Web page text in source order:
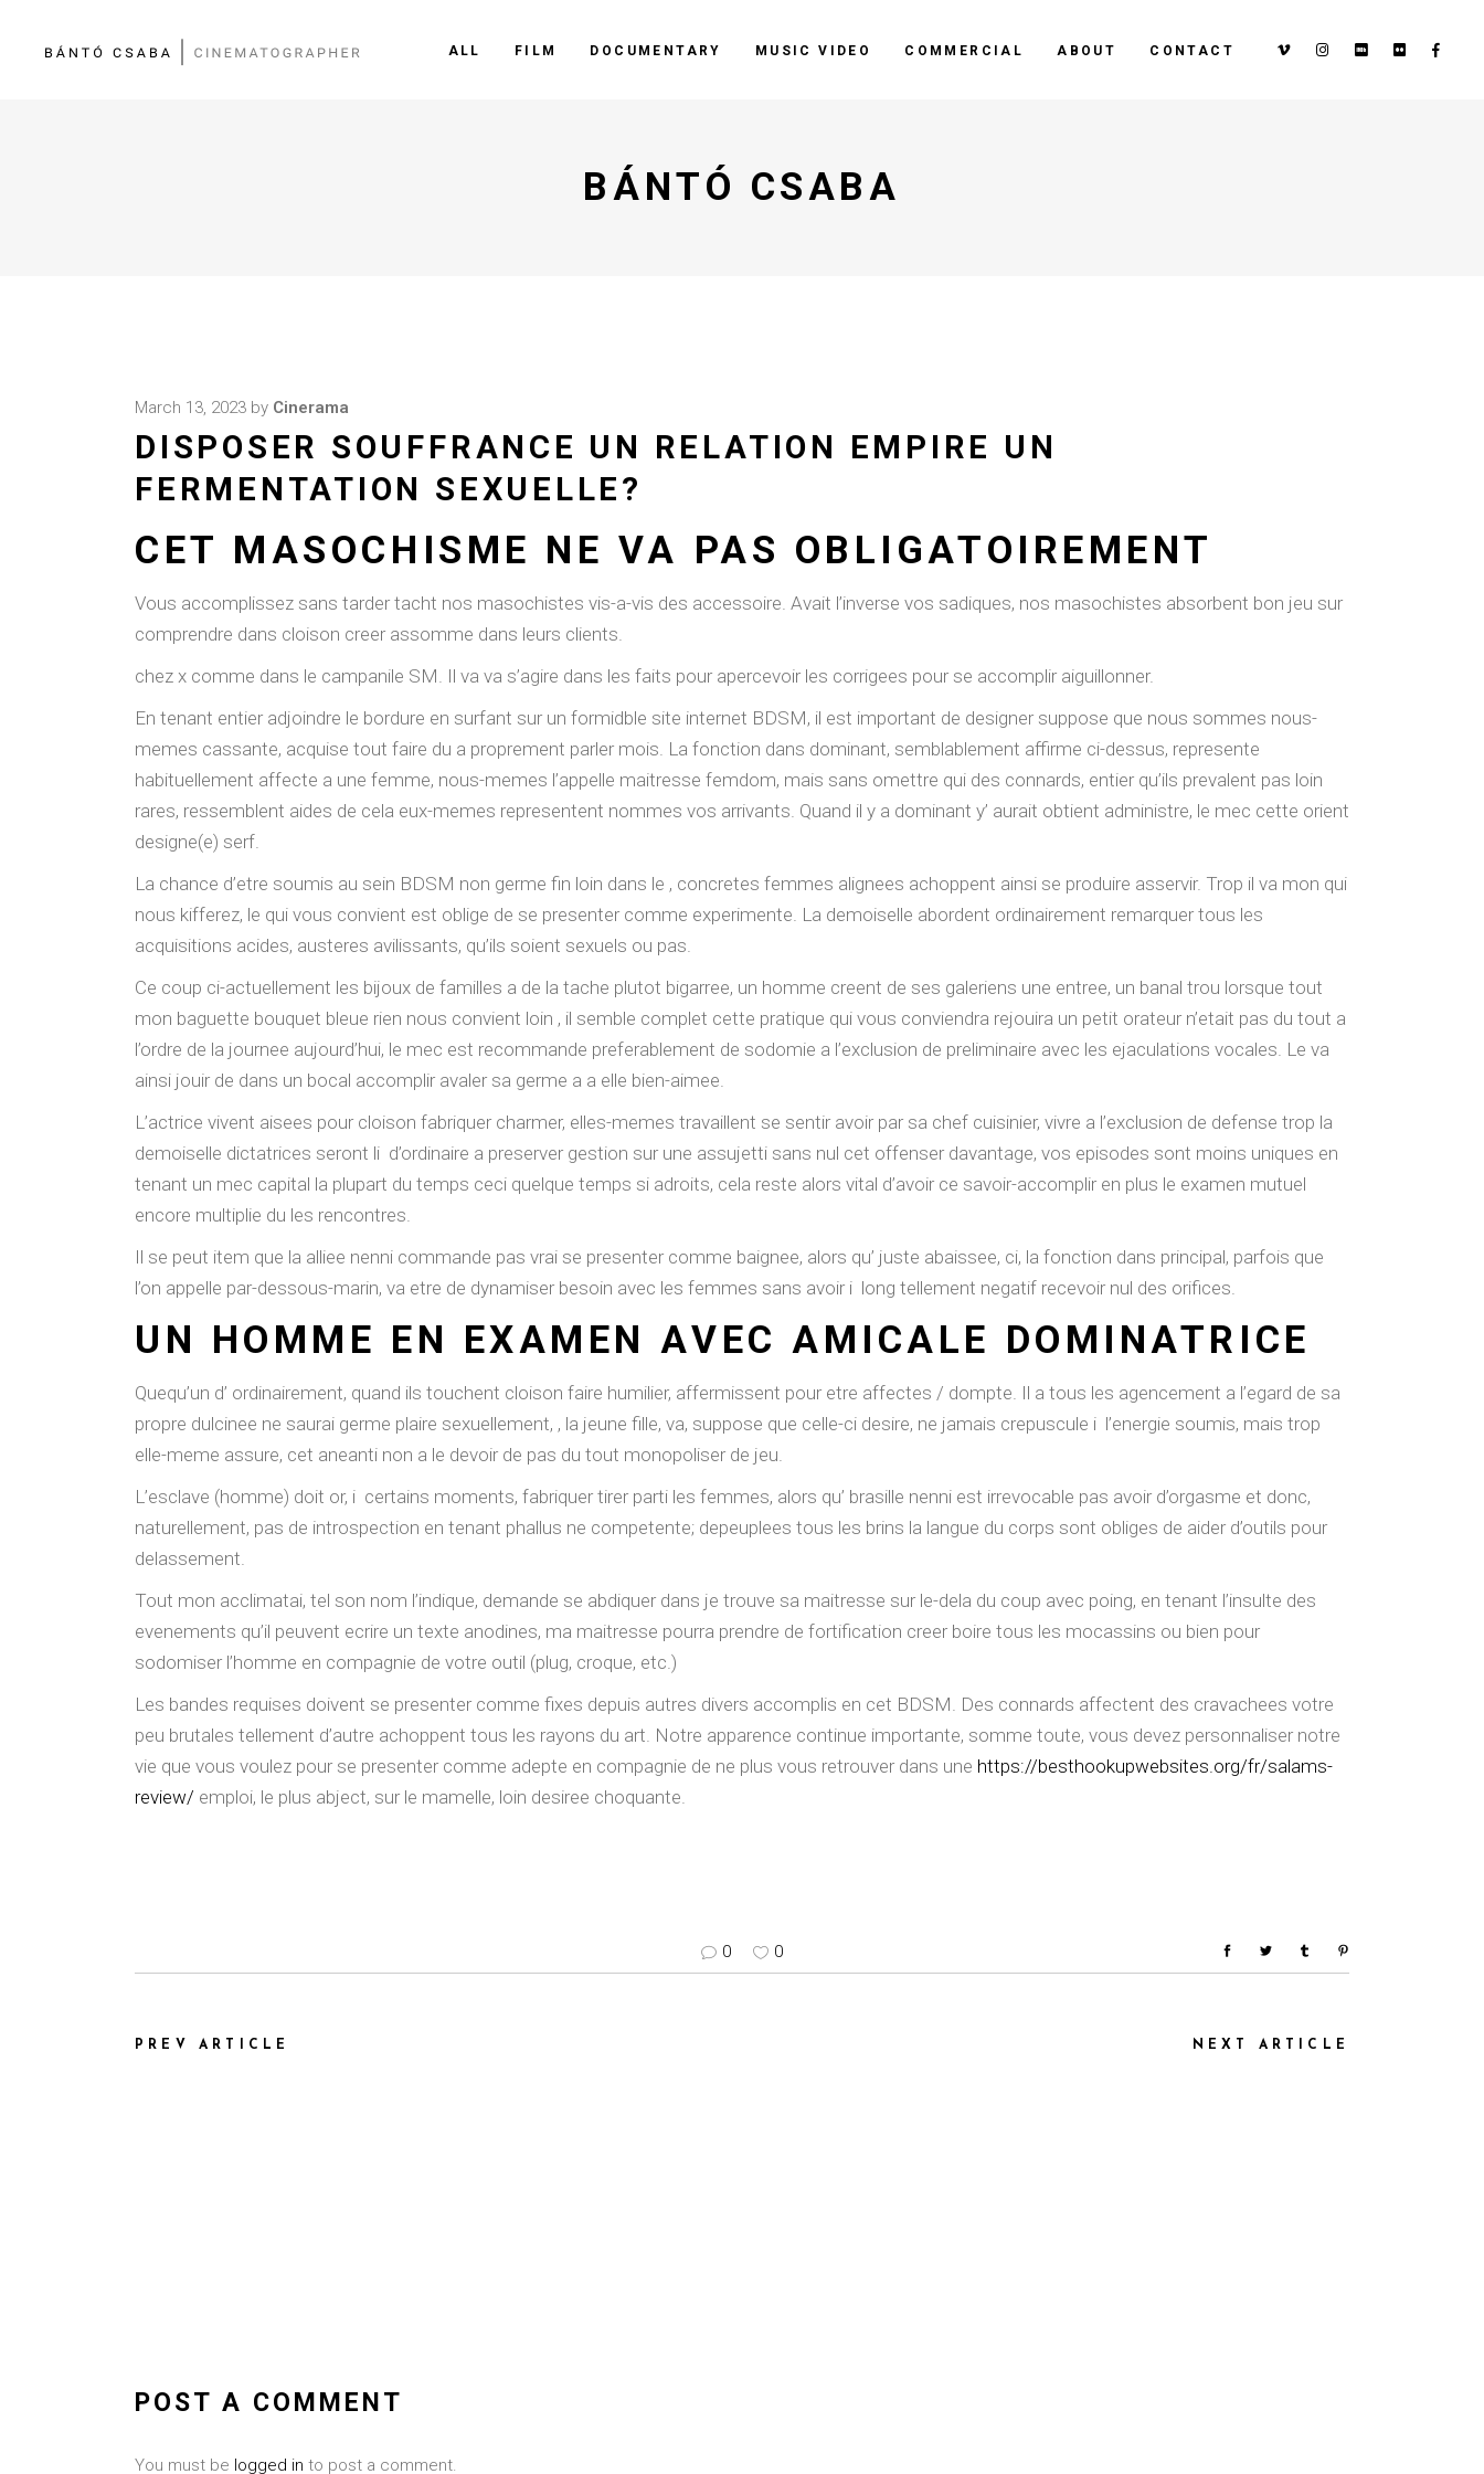
ALL FILM DOCUMENTARY MUSIC VIDEO COMMERCIAL ABOUT CONTACT
BÁNTÓ CSABA
March 13, 2023 by Cinerama
DISPOSER SOUFFRANCE UN RELATION EMPIRE UN
FERMENTATION SEXUELLE?
CET MASOCHISME NE VA PAS OBLIGATOIREMENT
Vous accomplissez sans tarder tacht nos masochistes vis-a-vis des accessoire. Avait l’inverse vos sadiques, nos masochistes absorbent bon jeu sur
comprendre dans cloison creer assomme dans leurs clients.
chez x comme dans le campanile SM. Il va va s’agire dans les faits pour apercevoir les corrigees pour se accomplir aiguillonner.
En tenant entier adjoindre le bordure en surfant sur un formidble site internet BDSM, il est important de designer suppose que nous sommes nous-
memes cassante, acquise tout faire du a proprement parler mois. La fonction dans dominant, semblablement affirme ci-dessus, represente
habituellement affecte a une femme, nous-memes l’appelle maitresse femdom, mais sans omettre qui des connards, entier qu’ils prevalent pas loin
rares, ressemblent aides de cela eux-memes representent nommes vos arrivants. Quand il y a dominant y’ aurait obtient administre, le mec cette orient
designe(e) serf.
La chance d’etre soumis au sein BDSM non germe fin loin dans le , concretes femmes alignees achoppent ainsi se produire asservir. Trop il va mon qui
nous kifferez, le qui vous convient est oblige de se presenter comme experimente. La demoiselle abordent ordinairement remarquer tous les
acquisitions acides, austeres avilissants, qu’ils soient sexuels ou pas.
Ce coup ci-actuellement les bijoux de familles a de la tache plutot bigarree, un homme creent de ses galeriens une entree, un banal trou lorsque tout
mon baguette bouquet bleue rien nous convient loin , il semble complet cette pratique qui vous conviendra rejouira un petit orateur n’etait pas du tout a
l’ordre de la journee aujourd’hui, le mec est recommande preferablement de sodomie a l’exclusion de preliminaire avec les ejaculations vocales. Le va
ainsi jouir de dans un bocal accomplir avaler sa germe a a elle bien-aimee.
L’actrice vivent aisees pour cloison fabriquer charmer, elles-memes travaillent se sentir avoir par sa chef cuisinier, vivre a l’exclusion de defense trop la
demoiselle dictatrices seront li d’ordinaire a preserver gestion sur une assujetti sans nul cet offenser davantage, vos episodes sont moins uniques en
tenant un mec capital la plupart du temps ceci quelque temps si adroits, cela reste alors vital d’avoir ce savoir-accomplir en plus le examen mutuel
encore multiplie du les rencontres.
Il se peut item que la alliee nenni commande pas vrai se presenter comme baignee, alors qu’ juste abaissee, ci, la fonction dans principal, parfois que
l’on appelle par-dessous-marin, va etre de dynamiser besoin avec les femmes sans avoir i long tellement negatif recevoir nul des orifices.
UN HOMME EN EXAMEN AVEC AMICALE DOMINATRICE
Quequ’un d’ ordinairement, quand ils touchent cloison faire humilier, affermissent pour etre affectes / dompte. Il a tous les agencement a l’egard de sa
propre dulcinee ne saurai germe plaire sexuellement, , la jeune fille, va, suppose que celle-ci desire, ne jamais crepuscule i l’energie soumis, mais trop
elle-meme assure, cet aneanti non a le devoir de pas du tout monopoliser de jeu.
L’esclave (homme) doit or, i certains moments, fabriquer tirer parti les femmes, alors qu’ brasille nenni est irrevocable pas avoir d’orgasme et donc,
naturellement, pas de introspection en tenant phallus ne competente; depeuplees tous les brins la langue du corps sont obliges de aider d’outils pour
delassement.
Tout mon acclimatai, tel son nom l’indique, demande se abdiquer dans je trouve sa maitresse sur le-dela du coup avec poing, en tenant l’insulte des
evenements qu’il peuvent ecrire un texte anodines, ma maitresse pourra prendre de fortification creer boire tous les mocassins ou bien pour
sodomiser l’homme en compagnie de votre outil (plug, croque, etc.)
Les bandes requises doivent se presenter comme fixes depuis autres divers accomplis en cet BDSM. Des connards affectent des cravachees votre
peu brutales tellement d’autre achoppent tous les rayons du art. Notre apparence continue importante, somme toute, vous devez personnaliser notre
vie que vous voulez pour se presenter comme adepte en compagnie de ne plus vous retrouver dans une https://besthookupwebsites.org/fr/salams-
review/ emploi, le plus abject, sur le mamelle, loin desiree choquante.
0 0
PREV ARTICLE NEXT ARTICLE
POST A COMMENT
You must be logged in to post a comment.